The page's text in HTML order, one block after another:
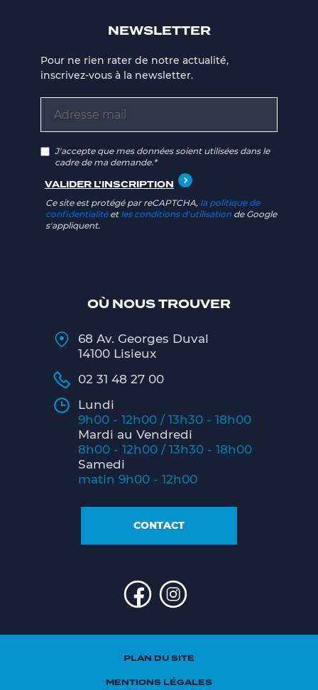
OÙ NOUS TROUVER
68 Av. Georges Duval
14100 Lisieux
02 31 48 27 00
Lundi
9h00 - 12h00 / 13h30 - 18h00
Mardi au Vendredi
8h00 - 12h00 / 13h30 - 18h00
Samedi
matin 9h00 - 12h00
CONTACT
NEWSLETTER
Pour ne rien rater de notre actualité,
inscrivez-vous à la newsletter.
J'accepte que mes données soient utilisées dans le
cadre de ma demande.*
Ce site est protégé par reCAPTCHA, la politique de
confidentialitéet les conditions d'utilisation de Google
s'appliquent.
PLAN DU SITE
MENTIONS LÉGALES